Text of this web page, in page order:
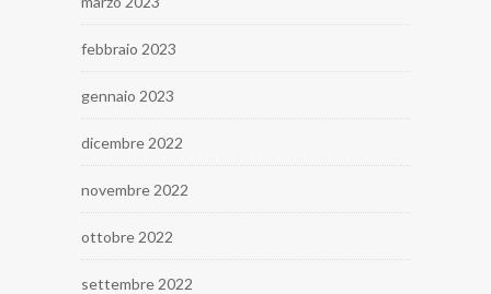
febbraio 2023
gennaio 2023
dicembre 2022
novembre 2022
ottobre 2022
settembre 2022